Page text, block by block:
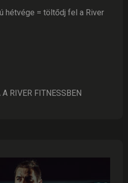
hétvége = töltődj fel a River
RIVER FITNESSBEN